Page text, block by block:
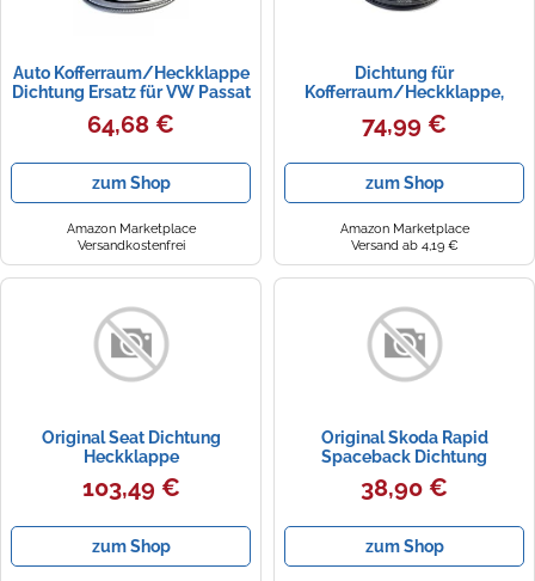
Auto Kofferraum/Heckklappe
Dichtung Ersatz für VW Passat
(1998-2005) 3B9827705C
64,68 €
zum Shop
Amazon Marketplace
Versandkostenfrei
Dichtung für
Kofferraum/Heckklappe,
Ersatz für VW Corrado (MK1)
1988-2005, 535827705B
74,99 €
zum Shop
Amazon Marketplace
Versand ab 4,19 €
Original Seat Dichtung
Heckklappe
Kofferraumdichtung
Heckklappendichtung
103,49 €
zum Shop
Original Skoda Rapid
Spaceback Dichtung
Heckklappe
Kofferraumdichtung
5JJ827705G
38,90 €
zum Shop